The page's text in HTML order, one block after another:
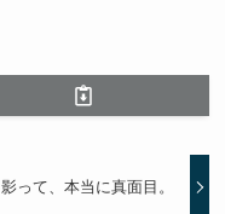
影って、本当に真面目。